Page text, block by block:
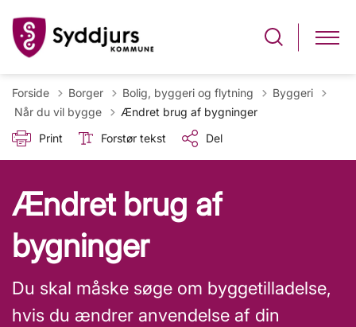
Forside Borger Bolig, byggeri og flytning
Byggeri
Tilbage til
Når du vil bygge
Ændret brug af bygninger
Print
Forstør tekst Del
Ændret brug af
bygninger
Du skal måske søge om byggetilladelse,
hvis du ændrer anvendelse af din